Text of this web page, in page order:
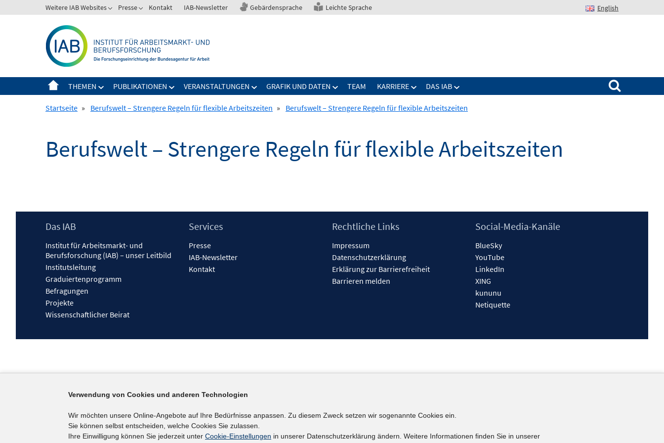
zum
Weitere IAB Websites Presse Kontakt IAB-Newsletter Gebärdensprache Leichte Sprache English
THEMEN PUBLIKATIONEN VERANSTALTUNGEN GRAFIK UND DATEN TEAM KARRIERE DAS IAB
Suchen nach:
Startseite » Berufswelt – Strengere Regeln für flexible Arbeitszeiten » Berufswelt – Strengere Regeln für flexible Arbeitszeiten
Berufswelt – Strengere Regeln für flexible Arbeitszeiten
Footer
Das IAB
Institut für Arbeitsmarkt- und
Berufsforschung (IAB) – unser Leitbild
Institutsleitung
Graduiertenprogramm
Befragungen
Projekte
Wissenschaftlicher Beirat
Services
Presse
IAB-Newsletter
Kontakt
Rechtliche Links
Impressum
Datenschutzerklärung
Erklärung zur Barrierefreiheit
Barrieren melden
Social-Media-Kanäle
BlueSky
YouTube
LinkedIn
XING
kununu
Netiquette
Verwendung von Cookies und anderen Technologien
Wir möchten unsere Online-Angebote auf Ihre Bedürfnisse anpassen. Zu diesem Zweck setzen wir sogenannte Cookies ein.
Sie können selbst entscheiden, welche Cookies Sie zulassen.
Ihre Einwilligung können Sie jederzeit unter Cookie-Einstellungen in unserer Datenschutzerklärung ändern. Weitere Informationen finden Sie in unserer